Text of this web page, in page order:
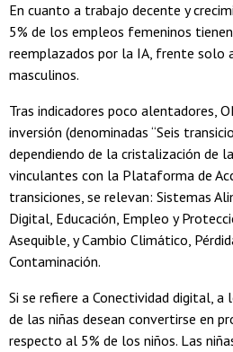
En cuanto a trabajo decente y
5% de los empleos femeninos
reemplazados por la IA, frente solo
masculinos.
Tras indicadores poco alentadores,
inversión (denominadas “Seis
dependiendo de la cristalización de
vinculantes con la Plataforma de
transiciones, se relevan: Sistemas
Digital, Educación, Empleo y
Asequible, y Cambio Climático,
Contaminación.
Si se refiere a Conectividad digital,
de las niñas desean convertirse en
respecto al 5% de los niños. Las